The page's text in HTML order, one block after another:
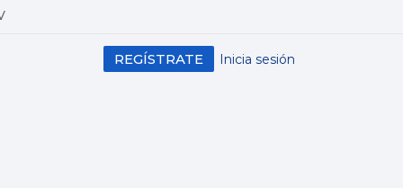
Inicia sesión
REGÍSTRATE